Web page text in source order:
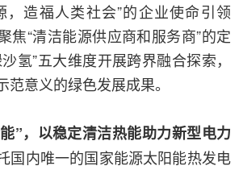
，造福人类社会”的企业使命引领
焦“清洁能源供应商和服务商”的定
氢”五大维度开展跨界融合探索，
意义的绿色发展成果。
”，以稳定清洁热能助力新型电力
国内唯一的国家能源太阳能热发电